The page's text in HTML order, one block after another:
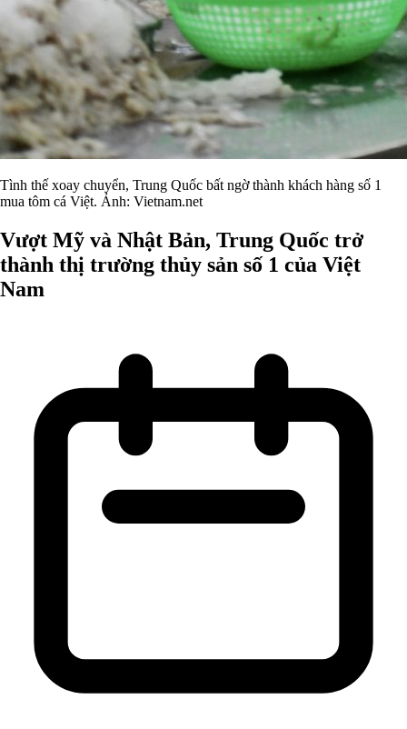
Tình thế xoay chuyển, Trung Quốc bất ngờ thành khách hàng số 1
mua tôm cá Việt. Ảnh: Vietnam.net
Vượt Mỹ và Nhật Bản, Trung Quốc trở
thành thị trường thủy sản số 1 của Việt
Nam